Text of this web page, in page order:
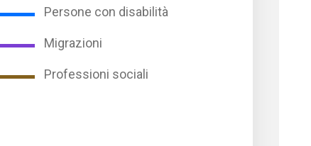
Persone con disabilità
Migrazioni
Professioni sociali